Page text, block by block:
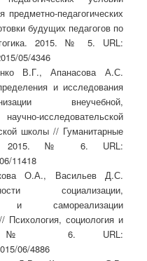
педагогических
будущих педагогов по
2015. № 5. URL:
05/4346
В.Г., Апанасова А.С.
и исследования
внеучебной,
исследовательской
школы // Гуманитарные
2015. № 6. URL:
11418
О.А., Васильев Д.С.
социализации,
и самореализации
Психология, социология и
№ 6. URL:
06/4886